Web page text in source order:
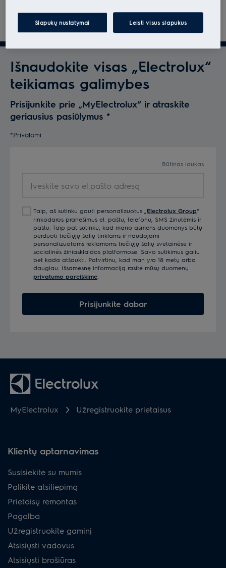
Išnaudokite visas „Electrolux“
teikiamas galimybes
Prisijunkite prie „MyElectrolux“ ir atraskite
geriausius pasiūlymus *
*Privalomi
Būtinas laukas
Taip, aš sutinku gauti personalizuotus „ Electrolux Group“
rinkodaros pranešimus el. paštu, telefonu, SMS žinutėmis ir
paštu. Taip pat sutinku, kad mano asmens duomenys būtų
perduoti trečiųjų šalių tinklams ir naudojami
personalizuotoms reklamoms trečiųjų šalių svetainėse ir
socialinės žiniasklaidos platformose. Savo sutikimus galiu
bet kada atšaukti. Patvirtinu, kad man yra 18 metų arba
daugiau. Išsamesnę informaciją rasite mūsų duomenų
privatumo pareiškime
Prisijunkite dabar
MyElectrolux Užregistruokite prietaisus
Klientų aptarnavimas
Susisiekite su mumis
Palikite atsiliepimą
Prietaisų remontas
Pagalba
Užregistruokite gaminį
Atsisiųsti vadovus
Atsisiųsti brošiūras
Slapukų nustatymai Leisti visus slapukus